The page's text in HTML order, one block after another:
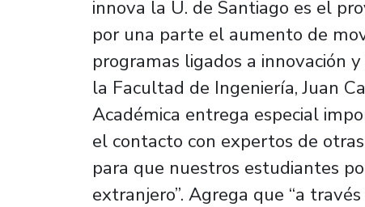
innova la U. de Santiago es el
por una parte el aumento de
programas ligados a innovación
la Facultad de Ingeniería, Juan
Académica entrega especial
el contacto con expertos de
para que nuestros estudiantes
extranjero”. Agrega que “a